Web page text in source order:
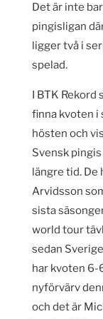
Det är inte
pingisligan
ligger två i
spelad.
I BTK Rekord
finna kvoten i
hösten och
Svensk
längre tid. De
Arvidsson
sista
world tour
sedan
har kvoten 6-
nyförvärv
och det är